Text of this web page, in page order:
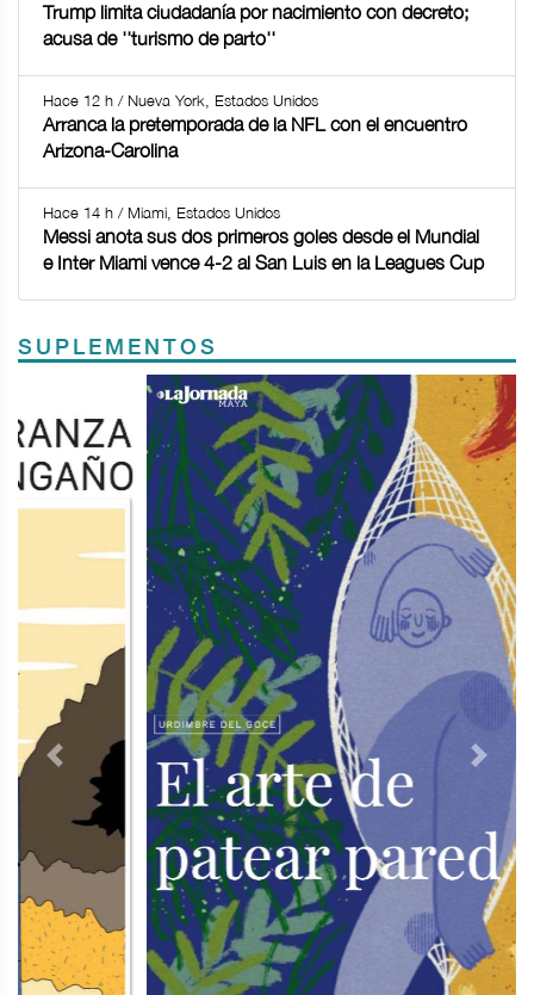
Trump limita ciudadanía por nacimiento con decreto;
acusa de ''turismo de parto''
Hace 12 h / Nueva York, Estados Unidos
Arranca la pretemporada de la NFL con el encuentro
Arizona-Carolina
Hace 14 h / Miami, Estados Unidos
Messi anota sus dos primeros goles desde el Mundial
e Inter Miami vence 4-2 al San Luis en la Leagues Cup
SUPLEMENTOS
Previous Next